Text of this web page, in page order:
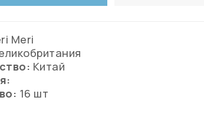
Meri
Китай
16 шт